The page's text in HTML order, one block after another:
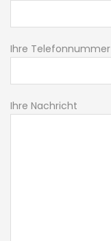
Ihre Telefonnummer
Ihre Nachricht